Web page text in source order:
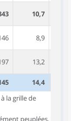
10,7
8,9
13,2
14,4
la grille de
peuplées,